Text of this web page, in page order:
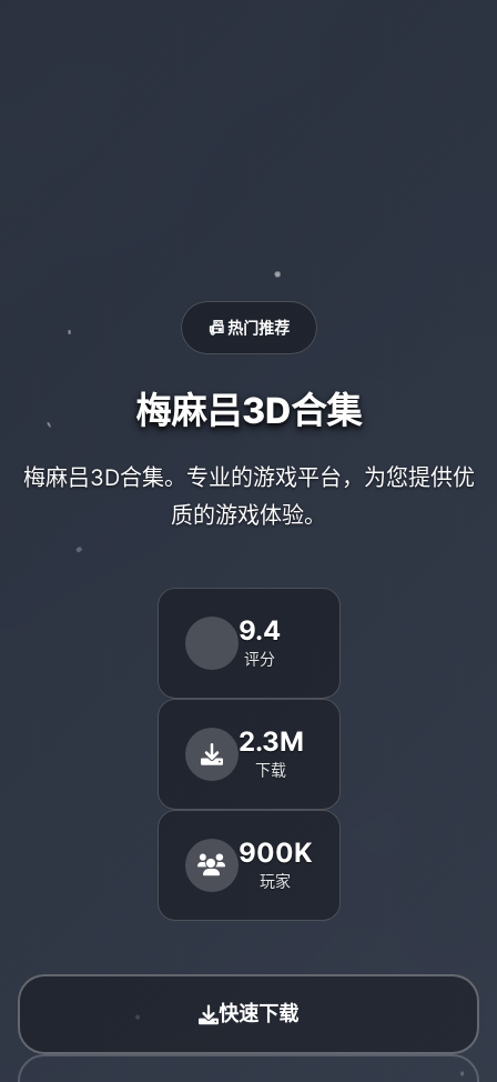
📠 热门推荐
梅麻吕3D合集
梅麻吕3D合集。专业的游戏平台，为您提供优
质的游戏体验。
9.4
评分
2.3M
下载
900K
玩家
快速下载